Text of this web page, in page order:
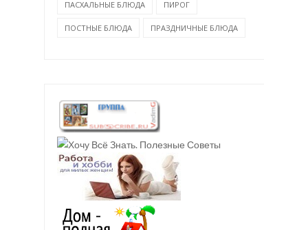
ПАСХАЛЬНЫЕ БЛЮДА ПИРОГ
ПОСТНЫЕ БЛЮДА ПРАЗДНИЧНЫЕ БЛЮДА